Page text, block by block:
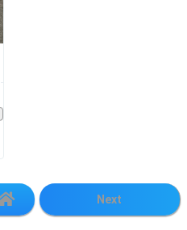
Next